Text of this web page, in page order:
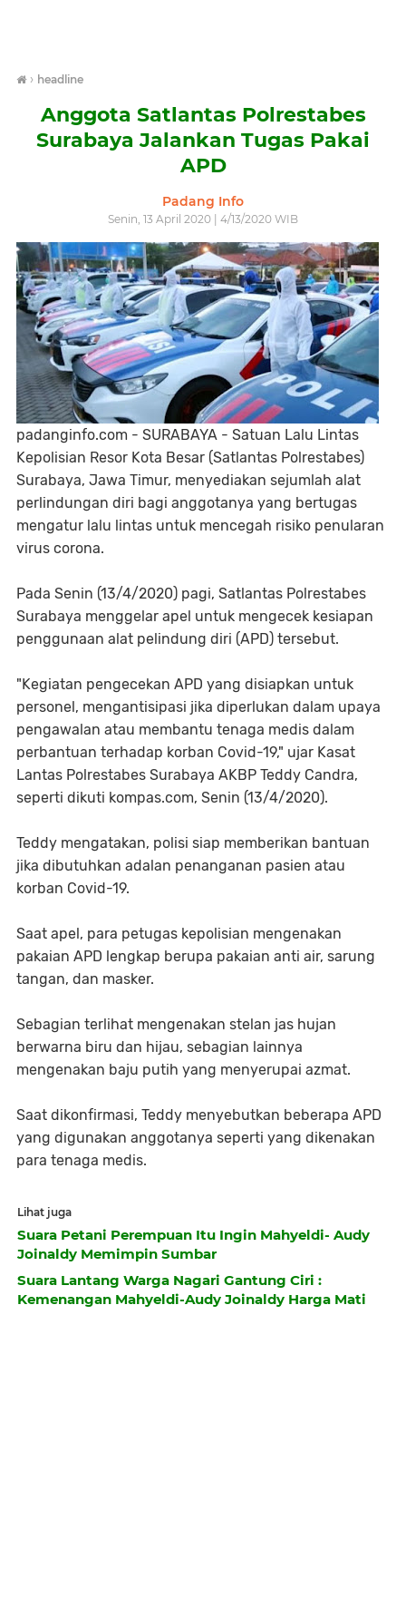
› headline
Anggota Satlantas Polrestabes
Surabaya Jalankan Tugas Pakai
APD
Padang Info
Senin, 13 April 2020 | 4/13/2020 WIB
padanginfo.com - SURABAYA - Satuan Lalu Lintas
Kepolisian Resor Kota Besar (Satlantas Polrestabes)
Surabaya, Jawa Timur, menyediakan sejumlah alat
perlindungan diri bagi anggotanya yang bertugas
mengatur lalu lintas untuk mencegah risiko penularan
virus corona.
Pada Senin (13/4/2020) pagi, Satlantas Polrestabes
Surabaya menggelar apel untuk mengecek kesiapan
penggunaan alat pelindung diri (APD) tersebut.
"Kegiatan pengecekan APD yang disiapkan untuk
personel, mengantisipasi jika diperlukan dalam upaya
pengawalan atau membantu tenaga medis dalam
perbantuan terhadap korban Covid-19," ujar Kasat
Lantas Polrestabes Surabaya AKBP Teddy Candra,
seperti dikuti kompas.com, Senin (13/4/2020).
Teddy mengatakan, polisi siap memberikan bantuan
jika dibutuhkan adalan penanganan pasien atau
korban Covid-19.
Saat apel, para petugas kepolisian mengenakan
pakaian APD lengkap berupa pakaian anti air, sarung
tangan, dan masker.
Sebagian terlihat mengenakan stelan jas hujan
berwarna biru dan hijau, sebagian lainnya
mengenakan baju putih yang menyerupai azmat.
Saat dikonfirmasi, Teddy menyebutkan beberapa APD
yang digunakan anggotanya seperti yang dikenakan
para tenaga medis.
Lihat juga
Suara Petani Perempuan Itu Ingin Mahyeldi- Audy
Joinaldy Memimpin Sumbar
Suara Lantang Warga Nagari Gantung Ciri :
Kemenangan Mahyeldi-Audy Joinaldy Harga Mati